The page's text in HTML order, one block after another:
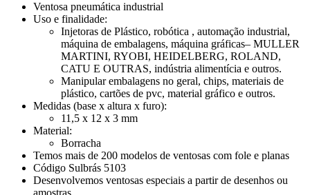
Ventosa pneumática industrial
Uso e finalidade:
Injetoras de Plástico, robótica , automação industrial,
máquina de embalagens, máquina gráficas– MULLER
MARTINI, RYOBI, HEIDELBERG, ROLAND,
CATU E OUTRAS, indústria alimentícia e outros.
Manipular embalagens no geral, chips, materiais de
plástico, cartões de pvc, material gráfico e outros.
Medidas (base x altura x furo):
11,5 x 12 x 3 mm
Material:
Borracha
Temos mais de 200 modelos de ventosas com fole e planas
Código Sulbrás 5103
Desenvolvemos ventosas especiais a partir de desenhos ou